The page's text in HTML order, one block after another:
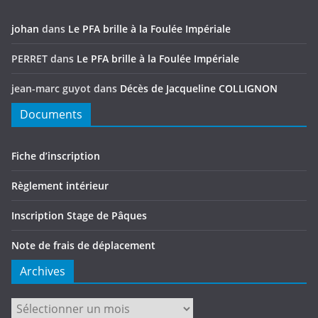
johan dans Le PFA brille à la Foulée Impériale
PERRET dans Le PFA brille à la Foulée Impériale
jean-marc guyot dans Décès de Jacqueline COLLIGNON
Documents
Fiche d’inscription
Règlement intérieur
Inscription Stage de Pâques
Note de frais de déplacement
Archives
Archives